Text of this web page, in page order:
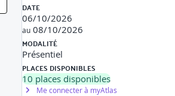
DATE
06/10/2026
au 08/10/2026
MODALITÉ
Présentiel
PLACES DISPONIBLES
10 places disponibles
Me connecter à myAtlas